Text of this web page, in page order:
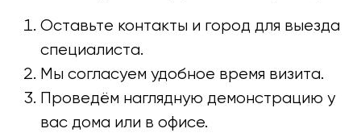
Оставьте контакты и город для выезда
специалиста.
Мы согласуем удобное время визита.
Проведём наглядную демонстрацию у
вас дома или в офисе.